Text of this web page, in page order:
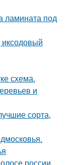
ламината под
схема.
и
сорта,